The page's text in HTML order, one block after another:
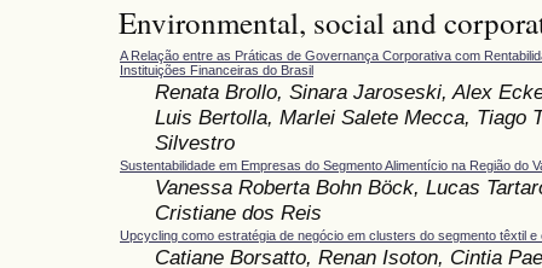
Environmental, social and
A Relação entre as Práticas de Governança Corporativa com
Instituições Financeiras do Brasil
Renata Brollo, Sinara Jaroseski, Alex
Luis Bertolla, Marlei Salete Mecca, Tiago
Silvestro
Sustentabilidade em Empresas do Segmento Alimentício na Região do
Vanessa Roberta Bohn Böck, Lucas
Cristiane dos Reis
Upcycling como estratégia de negócio em clusters do segmento têxtil
Catiane Borsatto, Renan Isoton, Cintia